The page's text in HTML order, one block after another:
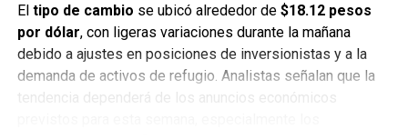
Únete al canal oficial de WhatsApp de
Quinto Podery recibe las noticias más
importantes de Quintana Roo directamente
en tu teléfono.
El tipo de cambio se ubicó alrededor de $18.12 pesos
por dólar, con ligeras variaciones durante la mañana
debido a ajustes en posiciones de inversionistas y a la
demanda de activos de refugio. Analistas señalan que la
tendencia dependerá de los anuncios económicos